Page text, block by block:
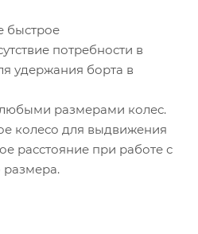
быстрое
потребности в
удержания борта в
любыми размерами колес.
колесо для выдвижения
расстояние при работе с
размера.